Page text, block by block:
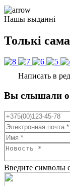
Нашы выданні
Толькі
Написать в
Вы слышали о
Введите символы